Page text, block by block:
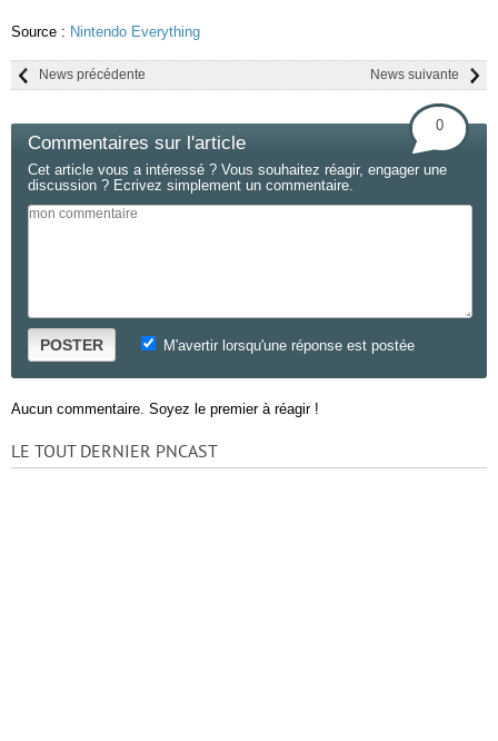
Source : Nintendo Everything
News suivante
News précédente
Commentaires sur l'article
0
Cet article vous a intéressé ? Vous souhaitez réagir, engager une
discussion ? Ecrivez simplement un commentaire.
POSTER M'avertir lorsqu'une réponse est postée
Aucun commentaire. Soyez le premier à réagir !
LE TOUT DERNIER PNCAST